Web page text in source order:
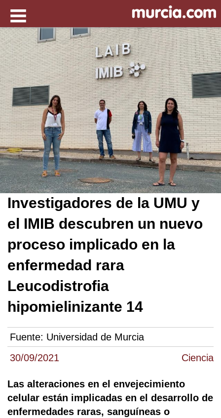
30/09/2021 Ciencia
Investigadores de la UMU y
el IMIB descubren un nuevo
proceso implicado en la
enfermedad rara
Leucodistrofia
hipomielinizante 14
Fuente: Universidad de Murcia
Las alteraciones en el envejecimiento
celular están implicadas en el desarrollo de
enfermedades raras, sanguíneas o